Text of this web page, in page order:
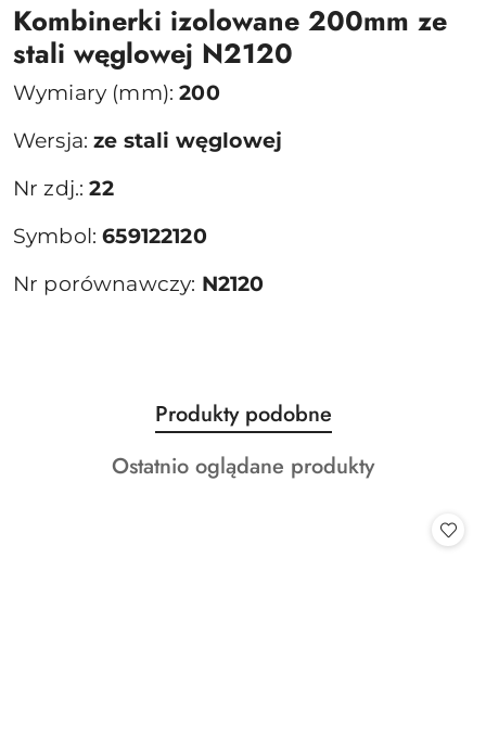
Kombinerki izolowane 200mm ze
stali węglowej N2120
Wymiary (mm):200
Wersja:ze stali węglowej
Nr zdj.:22
Symbol:659122120
Nr porównawczy: N2120
Pomiń karuzelę produktów
Produkty
o
statusie:
Produkty podobne
Produkty
Ostatnio oglądane produkty